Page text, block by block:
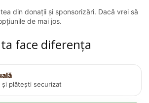
din donații și sponsorizări. Dacă vrei să
de mai jos.
face diferența
și plătești securizat